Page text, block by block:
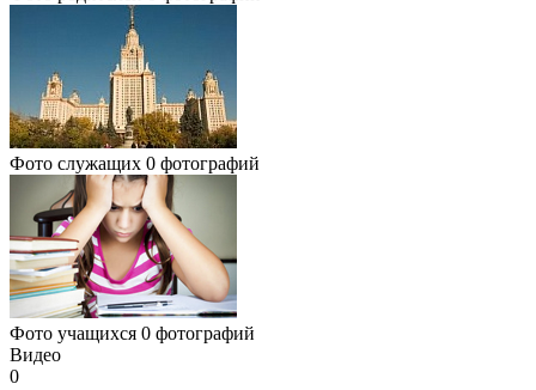
Фото служащих 0 фотографий
Фото учащихся 0 фотографий
Видео
0